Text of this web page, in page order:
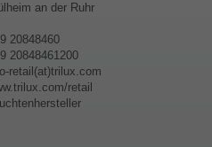
an der Ruhr
20848460
20848461200
retail(at)trilux.com
retail